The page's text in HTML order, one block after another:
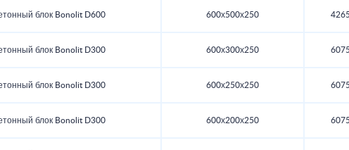
блок Bonolit D600 600х500х250
блок Bonolit D300 600х300х250
блок Bonolit D300 600х250х250
блок Bonolit D300 600х200х250